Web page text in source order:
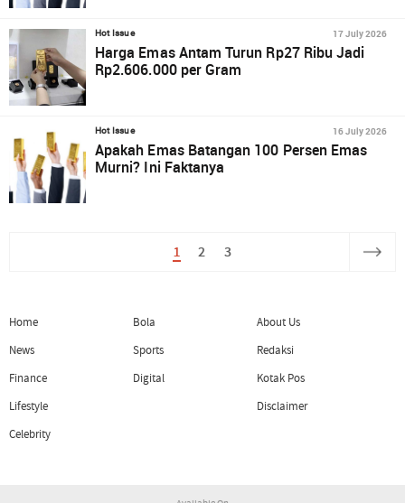
Hot Issue 17 July 2026
Harga Emas Antam Turun Rp27 Ribu Jadi
Rp2.606.000 per Gram
Hot Issue 16 July 2026
Apakah Emas Batangan 100 Persen Emas
Murni? Ini Faktanya
1 2 3
Home
News
Finance
Lifestyle
Celebrity
Bola
Sports
Digital
About Us
Redaksi
Kotak Pos
Disclaimer